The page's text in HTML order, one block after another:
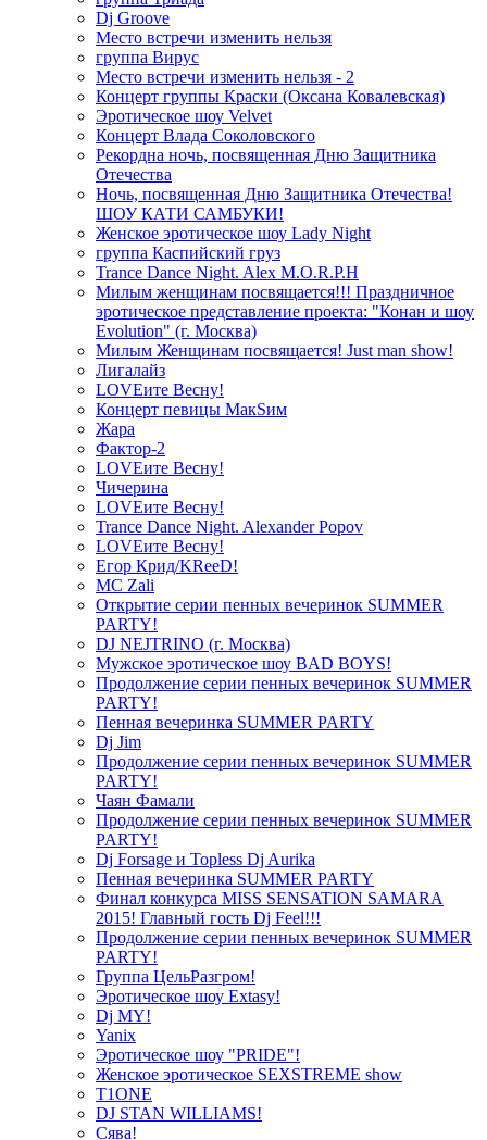
Dj Groove
Место встречи изменить нельзя
группа Вирус
Место встречи изменить нельзя - 2
Концерт группы Краски (Оксана Ковалевская)
Эротическое шоу Velvet
Концерт Влада Соколовского
Рекордна ночь, посвященная Дню Защитника
Отечества
Ночь, посвященная Дню Защитника Отечества!
ШОУ КАТИ САМБУКИ!
Женское эротическое шоу Lady Night
группа Каспийский груз
Trance Dance Night. Alex M.O.R.P.H
Милым женщинам посвящается!!! Праздничное
эротическое представление проекта: "Конан и шоу
Evolution" (г. Москва)
Милым Женщинам посвящается! Just man show!
Лигалайз
LOVEите Весну!
Концерт певицы МакSим
Жара
Фактор-2
LOVEите Весну!
Чичерина
LOVEите Весну!
Trance Dance Night. Alexander Popov
LOVEите Весну!
Егор Крид/KReeD!
MC Zali
Открытие серии пенных вечеринок SUMMER
PARTY!
DJ NEJTRINO (г. Москва)
Мужское эротическое шоу BAD BOYS!
Продолжение серии пенных вечеринок SUMMER
PARTY!
Пенная вечеринка SUMMER PARTY
Dj Jim
Продолжение серии пенных вечеринок SUMMER
PARTY!
Чаян Фамали
Продолжение серии пенных вечеринок SUMMER
PARTY!
Dj Forsage и Topless Dj Aurika
Пенная вечеринка SUMMER PARTY
Финал конкурса MISS SENSATION SAMARA
2015! Главный гость Dj Feel!!!
Продолжение серии пенных вечеринок SUMMER
PARTY!
Группа ЦельРазгром!
Эротическое шоу Extasy!
Dj MY!
Yanix
Эротическое шоу "PRIDE"!
Женское эротическое SEXSTREME show
T1ONE
DJ STAN WILLIAMS!
Сява!